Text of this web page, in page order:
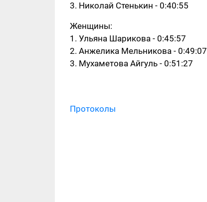
3. Николай Стенькин - 0:40:55
Женщины:
1. Ульяна Шарикова - 0:45:57
2. Анжелика Мельникова - 0:49:07
3. Мухаметова Айгуль - 0:51:27
Протоколы